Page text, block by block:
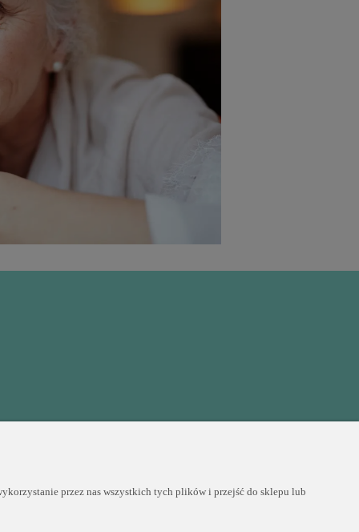
przez nas wszystkich tych plików i przejść do sklepu lub